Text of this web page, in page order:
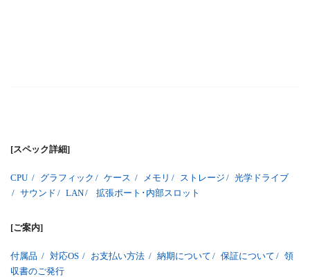
[スペック詳細]
CPU / グラフィック / ケース / メモリ / ストレージ / 光学ドライブ
/ サウンド / LAN/ 拡張ポート･内部スロット
[ご案内]
付属品 / 対応OS / お支払い方法 / 納期について / 保証について / 領
収書のご発行